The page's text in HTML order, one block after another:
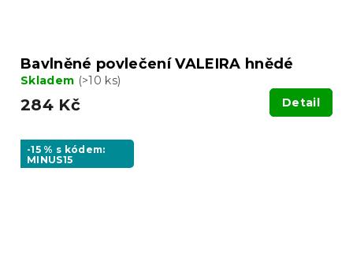
Bavlněné povlečení VALEIRA hnědé
Skladem (>10 ks)
284 Kč Detail
-15 % s kódem:
MINUS15